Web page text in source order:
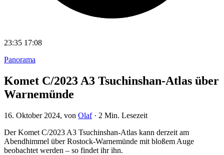
23:35 17:08
Panorama
Komet C/2023 A3 Tsuchinshan-Atlas über
Warnemünde
16. Oktober 2024, von Olaf· 2 Min. Lesezeit
Der Komet C/2023 A3 Tsuchinshan-Atlas kann derzeit am
Abendhimmel über Rostock-Warnemünde mit bloßem Auge
beobachtet werden – so findet ihr ihn.